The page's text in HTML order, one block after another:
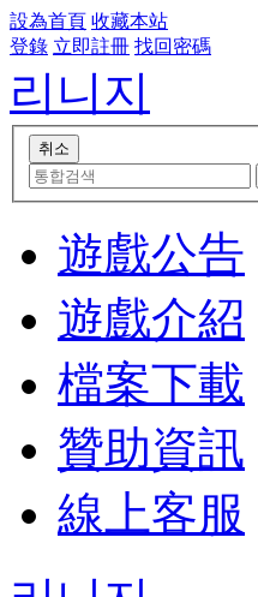
設為首頁 收藏本站
登錄 立即註冊 找回密碼
리니지
遊戲公告
遊戲介紹
檔案下載
贊助資訊
線上客服